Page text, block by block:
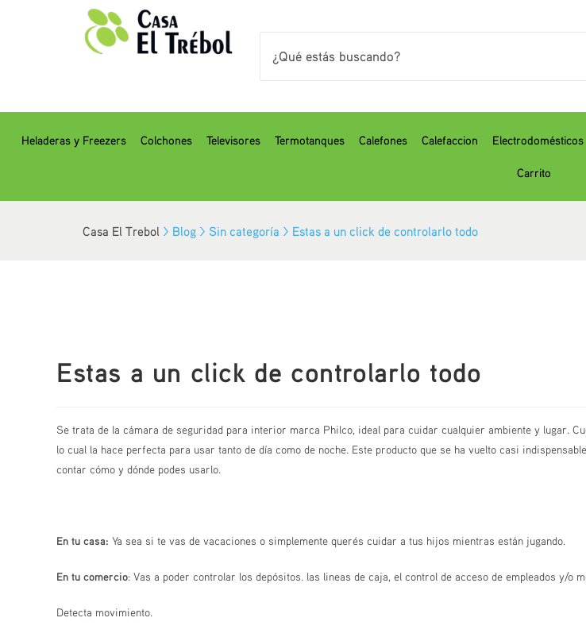
Heladeras y Freezers Colchones Televisores Termotanques Calefones Calefaccion Electrodomésticos
Carrito
Casa El Trebol > Blog > Sin categoría > Estas a un click de controlarlo todo
Estas a un click de controlarlo todo
Se trata de la cámara de seguridad para interior marca Philco, ideal para cuidar cualquier ambiente y lugar.
lo cual la hace perfecta para usar tanto de día como de noche. Este producto que se ha vuelto casi
contar cómo y dónde podes usarlo.
En tu casa: Ya sea si te vas de vacaciones o simplemente querés cuidar a tus hijos mientras están jugando.
En tu comercio: Vas a poder controlar los depósitos. las lineas de caja, el control de acceso de empleados y/o
Detecta movimiento.